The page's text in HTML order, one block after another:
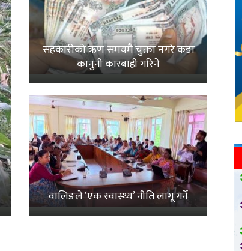
सहकारीको ऋण समयमै चुक्ता नगरे कडा
कानुनी कारबाही गरिने
वालिङले ‘एक स्वास्थ्य’ नीति लागू गर्ने